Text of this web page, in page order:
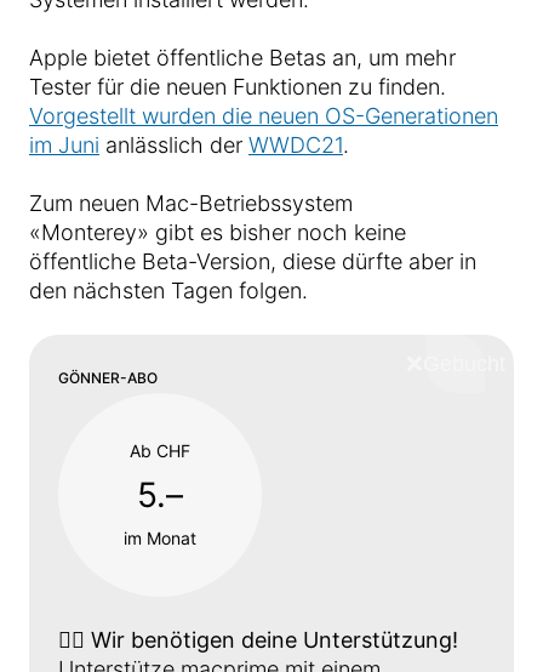
Apple bietet öffentliche Betas an, um mehr
Tester für die neuen Funktionen zu finden.
Vorgestellt wurden die neuen OS-Generationen
im Juni anlässlich der WWDC21.
Zum neuen Mac-Betriebssystem
«Monterey» gibt es bisher noch keine
öffentliche Beta-Version, diese dürfte aber in
den nächsten Tagen folgen.
GÖNNER-ABO
Ab CHF
5.–
im Monat
👉🏼 Wir benötigen deine Unterstützung!